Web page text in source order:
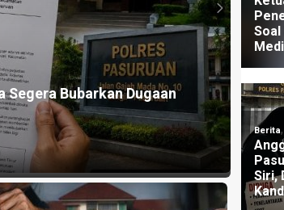
Bubarkan Dugaan
1